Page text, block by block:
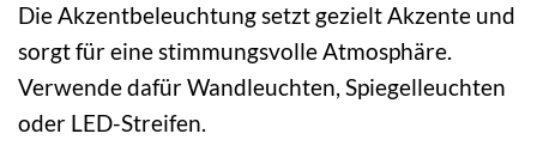
Die Akzentbeleuchtung setzt gezielt Akzente und
sorgt für eine stimmungsvolle Atmosphäre.
Verwende dafür Wandleuchten, Spiegelleuchten
oder LED-Streifen.